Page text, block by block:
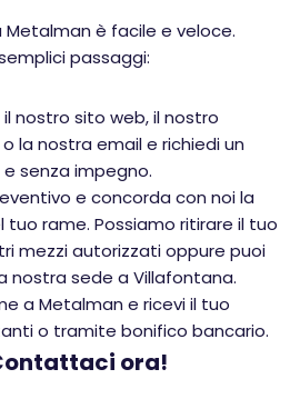
è facile e veloce.
passaggi:
nostro sito web, il nostro
la nostra email e richiedi un
senza impegno.
e concorda con noi la
rame. Possiamo ritirare il tuo
mezzi autorizzati oppure puoi
nostra sede a Villafontana.
a Metalman e ricevi il tuo
o tramite bonifico bancario.
ora!